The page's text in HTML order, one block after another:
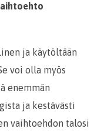
ja käytöltään
voi olla myös
enemmän
ja kestävästi
vaihtoehdon talosi